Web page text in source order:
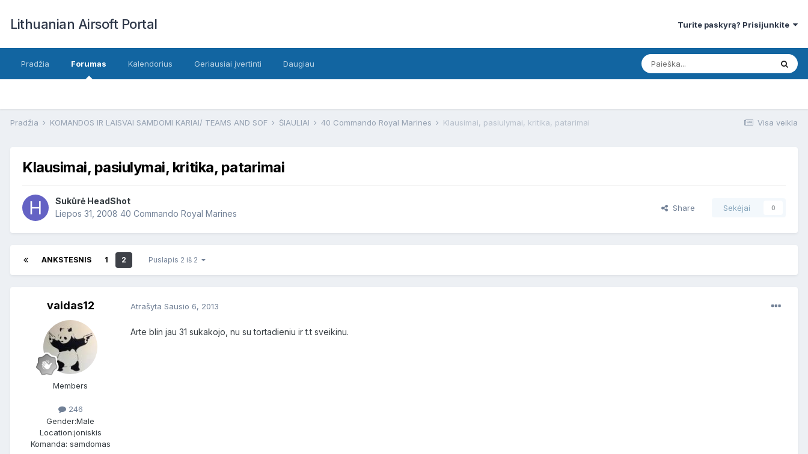
Lithuanian Airsoft Portal Turite paskyrą? Prisijunkite
Pradžia Forumas Kalendorius Geriausiai įvertinti Daugiau
Visa veikla
Pradžia KOMANDOS IR LAISVAI SAMDOMI KARIAI/ TEAMS AND SOF ŠIAULIAI 40 Commando Royal Marines Klausimai, pasiulymai, kritika, patarimai
Klausimai, pasiulymai, kritika, patarimai
Sukūrė HeadShot
Liepos 31, 2008 40 Commando Royal Marines
Share Sekėjai 0
ANKSTESNIS 1 2 Puslapis 2 iš 2
vaidas12
Members
246
Gender:Male
Location:joniskis
Komanda: samdomas
Atrašyta Sausio 6, 2013
Arte blin jau 31 sukakojo, nu su tortadieniu ir t.t sveikinu.